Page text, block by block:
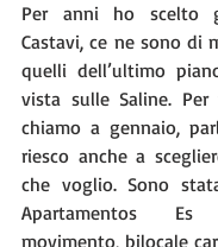
Per anni ho scelto
Castavi, ce ne sono di
quelli dell’ultimo
vista sulle Saline.
chiamo a gennaio,
riesco anche a
che voglio. Sono
Apartamentos
movimento, bilocale